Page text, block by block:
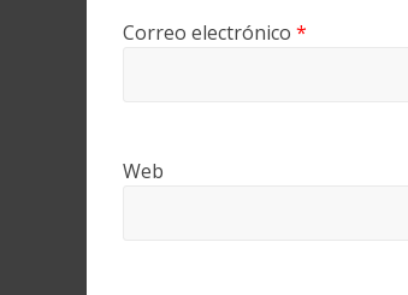
Correo electrónico *
Web